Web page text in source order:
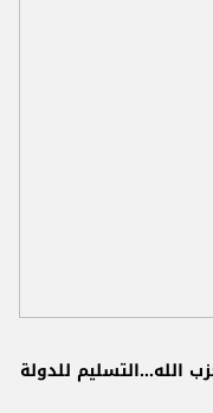
الله...التسليم للدولة